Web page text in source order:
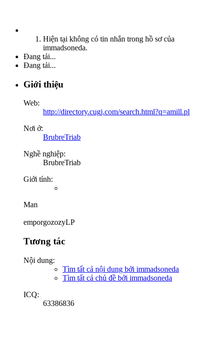
Hiện tại không có tin nhắn trong hồ sơ của
immadsoneda.
Đang tải...
Đang tải...
Giới thiệu
Web:
http://directory.cugj.com/search.html?q=amill.pl
Nơi ở:
BrubreTriab
Nghề nghiệp:
BrubreTriab
Giới tính:
Man
emporgozozyLP
Tương tác
Nội dung:
Tìm tất cả nội dung bởi immadsoneda
Tìm tất cả chủ đề bởi immadsoneda
ICQ:
63386836